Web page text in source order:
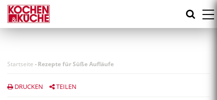
Direkt
zum
Inhalt
Startseite -Rezepte für Süße Aufläufe
DRUCKEN TEILEN